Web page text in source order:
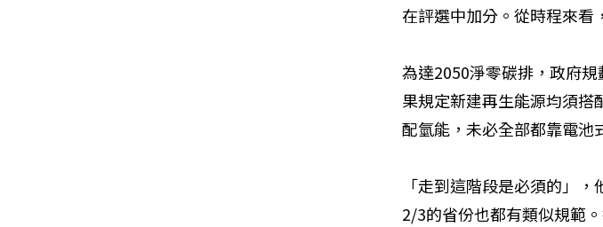
在評選中加分。從時程來看
為達2050淨零碳排，政府
果規定新建再生能源均須
配氫能，未必全部都靠電池
「走到這階段是必須的」
2/3的省份也都有類似規範